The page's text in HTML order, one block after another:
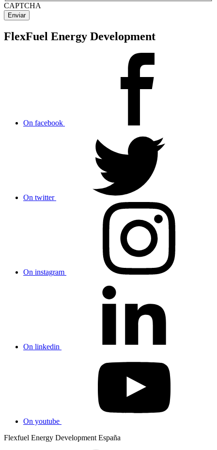
CAPTCHA
FlexFuel Energy Development
On facebook
On twitter
On instagram
On linkedin
On youtube
Flexfuel Energy Development España